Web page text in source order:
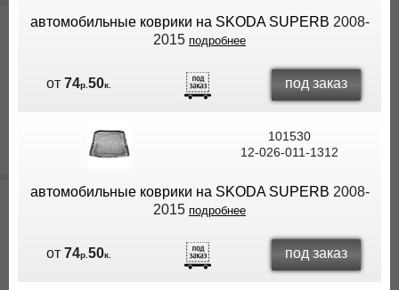
автомобильные коврики на SKODA SUPERB 2008-
2015 подробнее
от74р.50к. под заказ
101530
12-026-011-1312
автомобильные коврики на SKODA SUPERB 2008-
2015 подробнее
от74р.50к. под заказ